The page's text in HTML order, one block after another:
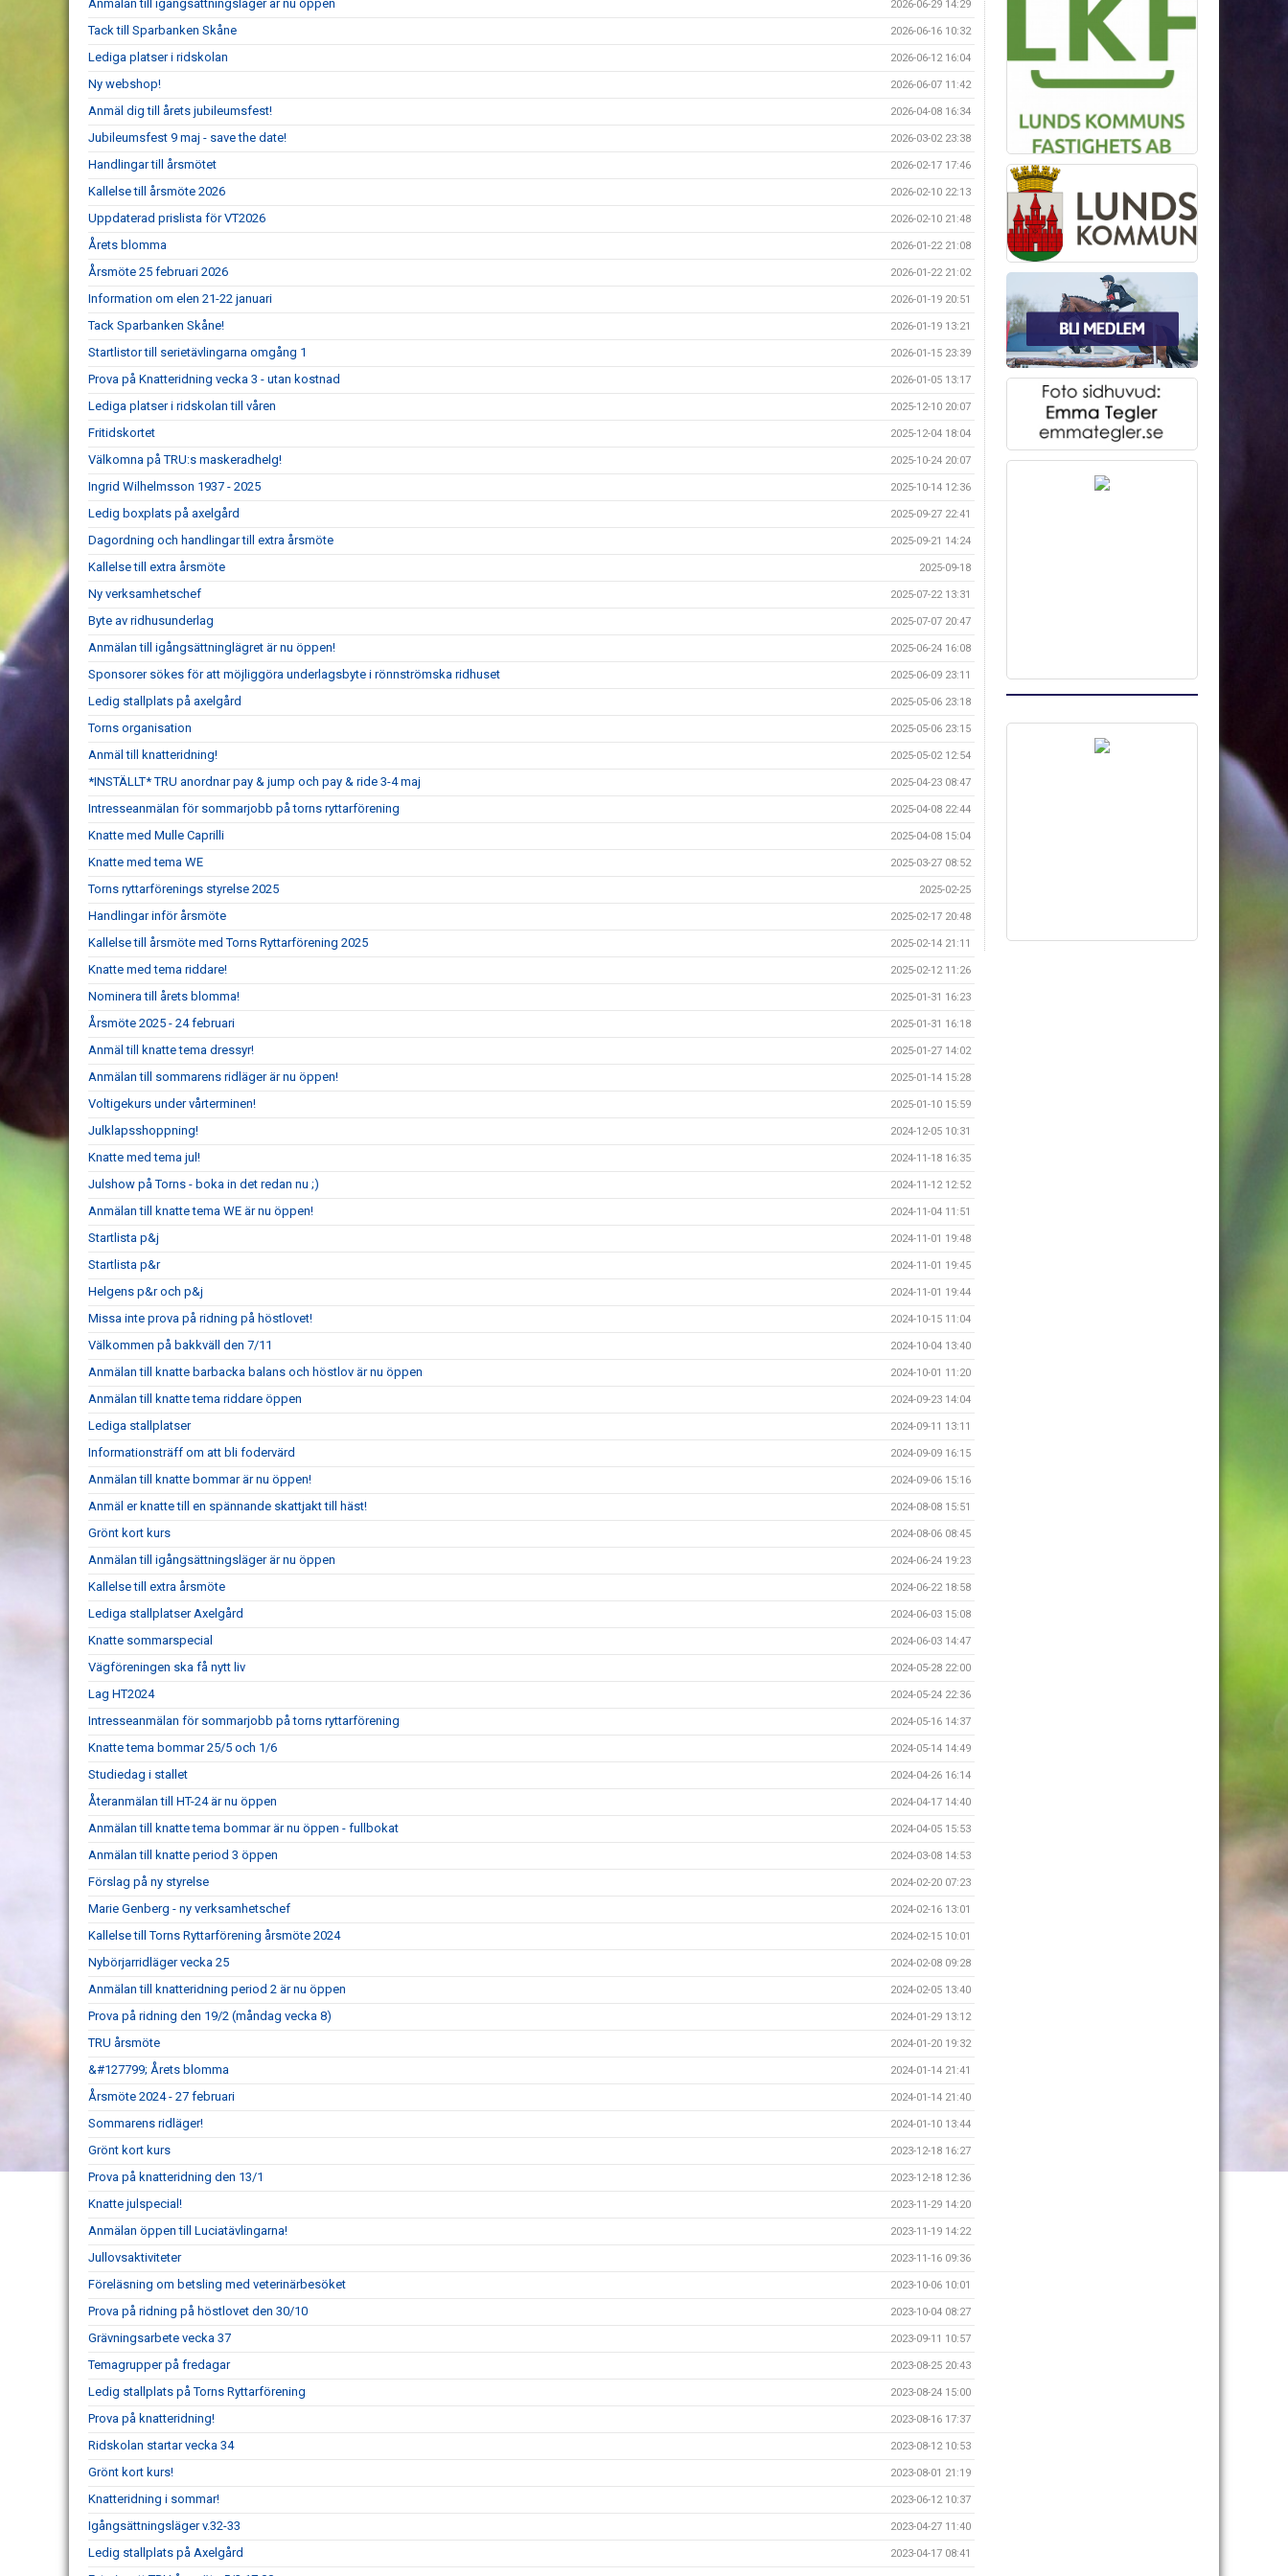
Anmälan till igångsättningsläger är nu öppen 2026-06-29 14:29
Tack till Sparbanken Skåne 2026-06-16 10:32
Lediga platser i ridskolan 2026-06-12 16:04
Ny webshop! 2026-06-07 11:42
Anmäl dig till årets jubileumsfest! 2026-04-08 16:34
Jubileumsfest 9 maj - save the date! 2026-03-02 23:38
Handlingar till årsmötet 2026-02-17 17:46
Kallelse till årsmöte 2026 2026-02-10 22:13
Uppdaterad prislista för VT2026 2026-02-10 21:48
Årets blomma 2026-01-22 21:08
Årsmöte 25 februari 2026 2026-01-22 21:02
Information om elen 21-22 januari 2026-01-19 20:51
Tack Sparbanken Skåne! 2026-01-19 13:21
Startlistor till serietävlingarna omgång 1 2026-01-15 23:39
Prova på Knatteridning vecka 3 - utan kostnad 2026-01-05 13:17
Lediga platser i ridskolan till våren 2025-12-10 20:07
Fritidskortet 2025-12-04 18:04
Välkomna på TRU:s maskeradhelg! 2025-10-24 20:07
Ingrid Wilhelmsson 1937 - 2025 2025-10-14 12:36
Ledig boxplats på axelgård 2025-09-27 22:41
Dagordning och handlingar till extra årsmöte 2025-09-21 14:24
Kallelse till extra årsmöte 2025-09-18
Ny verksamhetschef 2025-07-22 13:31
Byte av ridhusunderlag 2025-07-07 20:47
Anmälan till igångsättninglägret är nu öppen! 2025-06-24 16:08
Sponsorer sökes för att möjliggöra underlagsbyte i rönnströmska ridhuset 2025-06-09 23:11
Ledig stallplats på axelgård 2025-05-06 23:18
Torns organisation 2025-05-06 23:15
Anmäl till knatteridning! 2025-05-02 12:54
*INSTÄLLT* TRU anordnar pay & jump och pay & ride 3-4 maj 2025-04-23 08:47
Intresseanmälan för sommarjobb på torns ryttarförening 2025-04-08 22:44
Knatte med Mulle Caprilli 2025-04-08 15:04
Knatte med tema WE 2025-03-27 08:52
Torns ryttarförenings styrelse 2025 2025-02-25
Handlingar inför årsmöte 2025-02-17 20:48
Kallelse till årsmöte med Torns Ryttarförening 2025 2025-02-14 21:11
Knatte med tema riddare! 2025-02-12 11:26
Nominera till årets blomma! 2025-01-31 16:23
Årsmöte 2025 - 24 februari 2025-01-31 16:18
Anmäl till knatte tema dressyr! 2025-01-27 14:02
Anmälan till sommarens ridläger är nu öppen! 2025-01-14 15:28
Voltigekurs under vårterminen! 2025-01-10 15:59
Julklapsshoppning! 2024-12-05 10:31
Knatte med tema jul! 2024-11-18 16:35
Julshow på Torns - boka in det redan nu ;) 2024-11-12 12:52
Anmälan till knatte tema WE är nu öppen! 2024-11-04 11:51
Startlista p&j 2024-11-01 19:48
Startlista p&r 2024-11-01 19:45
Helgens p&r och p&j 2024-11-01 19:44
Missa inte prova på ridning på höstlovet! 2024-10-15 11:04
Välkommen på bakkväll den 7/11 2024-10-04 13:40
Anmälan till knatte barbacka balans och höstlov är nu öppen 2024-10-01 11:20
Anmälan till knatte tema riddare öppen 2024-09-23 14:04
Lediga stallplatser 2024-09-11 13:11
Informationsträff om att bli fodervärd 2024-09-09 16:15
Anmälan till knatte bommar är nu öppen! 2024-09-06 15:16
Anmäl er knatte till en spännande skattjakt till häst! 2024-08-08 15:51
Grönt kort kurs 2024-08-06 08:45
Anmälan till igångsättningsläger är nu öppen 2024-06-24 19:23
Kallelse till extra årsmöte 2024-06-22 18:58
Lediga stallplatser Axelgård 2024-06-03 15:08
Knatte sommarspecial 2024-06-03 14:47
Vägföreningen ska få nytt liv 2024-05-28 22:00
Lag HT2024 2024-05-24 22:36
Intresseanmälan för sommarjobb på torns ryttarförening 2024-05-16 14:37
Knatte tema bommar 25/5 och 1/6 2024-05-14 14:49
Studiedag i stallet 2024-04-26 16:14
Återanmälan till HT-24 är nu öppen 2024-04-17 14:40
Anmälan till knatte tema bommar är nu öppen - fullbokat 2024-04-05 15:53
Anmälan till knatte period 3 öppen 2024-03-08 14:53
Förslag på ny styrelse 2024-02-20 07:23
Marie Genberg - ny verksamhetschef 2024-02-16 13:01
Kallelse till Torns Ryttarförening årsmöte 2024 2024-02-15 10:01
Nybörjarridläger vecka 25 2024-02-08 09:28
Anmälan till knatteridning period 2 är nu öppen 2024-02-05 13:40
Prova på ridning den 19/2 (måndag vecka 8) 2024-01-29 13:12
TRU årsmöte 2024-01-20 19:32
&#127799; Årets blomma 2024-01-14 21:41
Årsmöte 2024 - 27 februari 2024-01-14 21:40
Sommarens ridläger! 2024-01-10 13:44
Grönt kort kurs 2023-12-18 16:27
Prova på knatteridning den 13/1 2023-12-18 12:36
Knatte julspecial! 2023-11-29 14:20
Anmälan öppen till Luciatävlingarna! 2023-11-19 14:22
Jullovsaktiviteter 2023-11-16 09:36
Föreläsning om betsling med veterinärbesöket 2023-10-06 10:01
Prova på ridning på höstlovet den 30/10 2023-10-04 08:27
Grävningsarbete vecka 37 2023-09-11 10:57
Temagrupper på fredagar 2023-08-25 20:43
Ledig stallplats på Torns Ryttarförening 2023-08-24 15:00
Prova på knatteridning! 2023-08-16 17:37
Ridskolan startar vecka 34 2023-08-12 10:53
Grönt kort kurs! 2023-08-01 21:19
Knatteridning i sommar! 2023-06-12 10:37
Igångsättningsläger v.32-33 2023-04-27 11:40
Ledig stallplats på Axelgård 2023-04-17 08:41